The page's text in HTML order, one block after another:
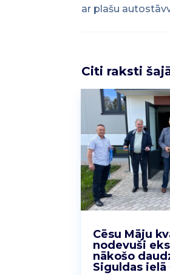
ar plašu
Citi raksti
Cēsu Māju
nodevuši
nākošo
Siguldas ielā